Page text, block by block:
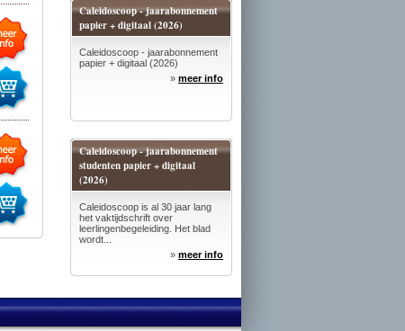
Caleidoscoop - jaarabonnement
papier + digitaal (2026)
Caleidoscoop - jaarabonnement
papier + digitaal (2026)
» meer info
Caleidoscoop - jaarabonnement
studenten papier + digitaal
(2026)
Caleidoscoop is al 30 jaar lang
het vaktijdschrift over
leerlingenbegeleiding. Het blad
wordt...
» meer info